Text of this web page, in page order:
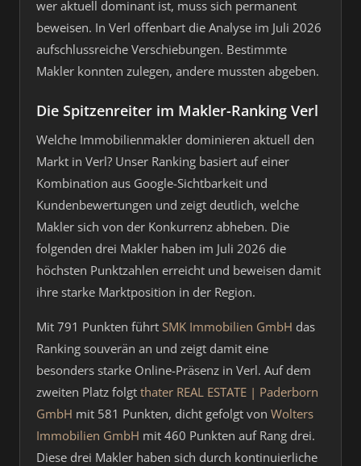
wer aktuell dominant ist, muss sich permanent
beweisen. In Verl offenbart die Analyse im Juli 2026
aufschlussreiche Verschiebungen. Bestimmte
Makler konnten zulegen, andere mussten abgeben.
Die Spitzenreiter im Makler-Ranking Verl
Welche Immobilienmakler dominieren aktuell den
Markt in Verl? Unser Ranking basiert auf einer
Kombination aus Google-Sichtbarkeit und
Kundenbewertungen und zeigt deutlich, welche
Makler sich von der Konkurrenz abheben. Die
folgenden drei Makler haben im Juli 2026 die
höchsten Punktzahlen erreicht und beweisen damit
ihre starke Marktposition in der Region.
Mit 791 Punkten führt SMK Immobilien GmbH das
Ranking souverän an und zeigt damit eine
besonders starke Online-Präsenz in Verl. Auf dem
zweiten Platz folgt thater REAL ESTATE | Paderborn
GmbH mit 581 Punkten, dicht gefolgt von Wolters
Immobilien GmbH mit 460 Punkten auf Rang drei.
Diese drei Makler haben sich durch kontinuierliche